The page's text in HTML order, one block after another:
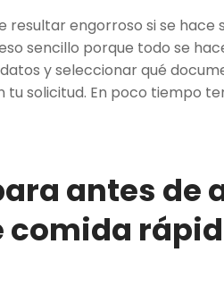
resultar engorroso si se hace
sencillo porque todo se
y seleccionar qué
tu solicitud. En poco tiempo
antes de
comida